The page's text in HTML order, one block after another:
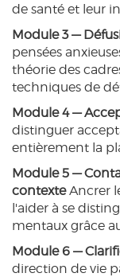
de santé et leur
Module 3 —
pensées
théorie des
techniques de
Module 4 —
distinguer
entièrement la
Module 5 —
contexteAncrer
l'aider à se
mentaux grâce
Module 6 —
direction de vie